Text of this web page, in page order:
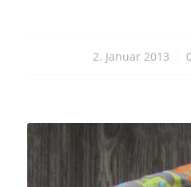
2. Januar 2013
/